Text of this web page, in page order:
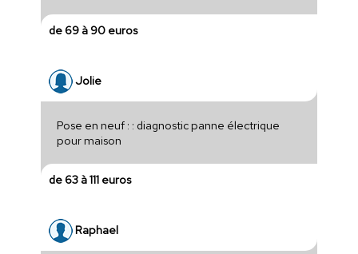
de 69 à 90 euros
Jolie
Pose en neuf : : diagnostic panne électrique
pour maison
de 63 à 111 euros
Raphael